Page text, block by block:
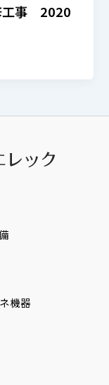
工事 2020
機器